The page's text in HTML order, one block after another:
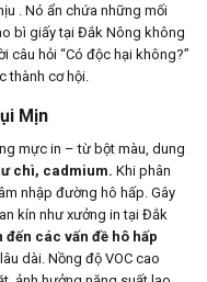
. Nó ẩn chứa những mối
bì giấy tại Đắk Nông không
câu hỏi “Có độc hại không?”
thành cơ hội.
Mịn
mực in – từ bột màu, dung
chì, cadmium. Khi phân
nhập đường hô hấp. Gây
kín như xưởng in tại Đắk
đến các vấn đề hô hấp
dài. Nồng độ VOC cao